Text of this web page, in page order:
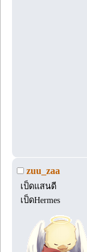
zuu_zaa
เป็ดแสนดี
เป็ดHermes